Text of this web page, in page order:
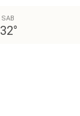
SAB
32°